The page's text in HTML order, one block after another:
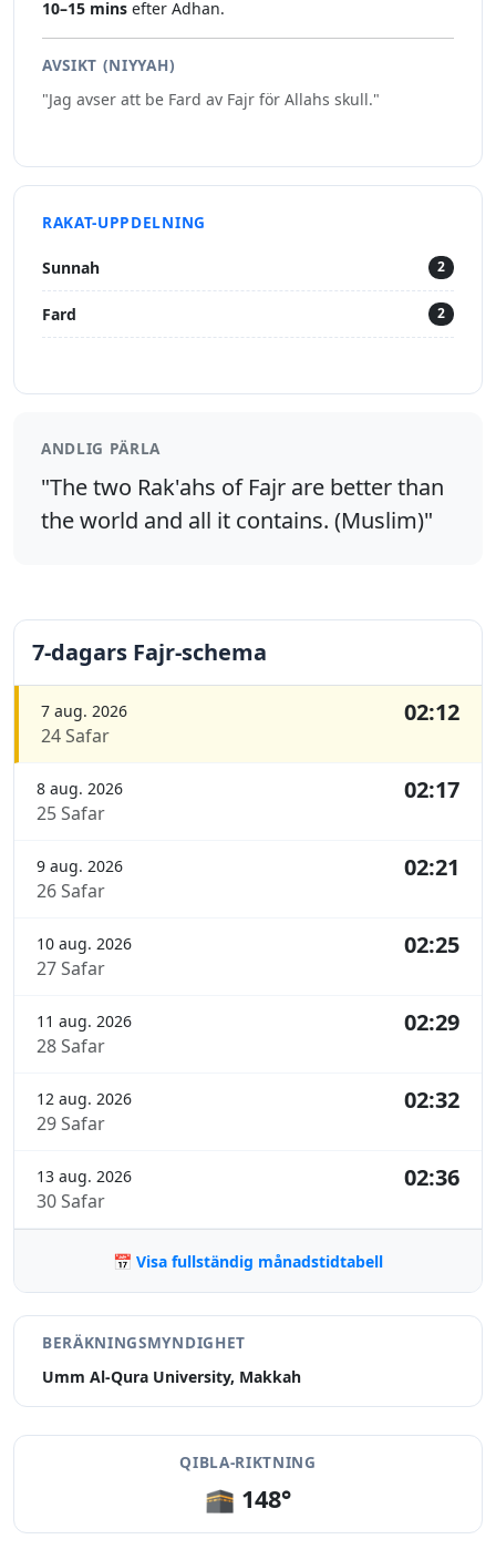
10–15 mins efter Adhan.
AVSIKT (NIYYAH)
"Jag avser att be Fard av Fajr för Allahs skull."
RAKAT-UPPDELNING
Sunnah 2
Fard 2
ANDLIG PÄRLA
"The two Rak'ahs of Fajr are better than
the world and all it contains. (Muslim)"
7-dagars Fajr-schema
7 aug. 2026
24 Safar
02:12
8 aug. 2026
25 Safar
02:17
9 aug. 2026
26 Safar
02:21
10 aug. 2026
27 Safar
02:25
11 aug. 2026
28 Safar
02:29
12 aug. 2026
29 Safar
02:32
13 aug. 2026
30 Safar
02:36
📅 Visa fullständig månadstidtabell
BERÄKNINGSMYNDIGHET
Umm Al-Qura University, Makkah
QIBLA-RIKTNING
🕋 148°